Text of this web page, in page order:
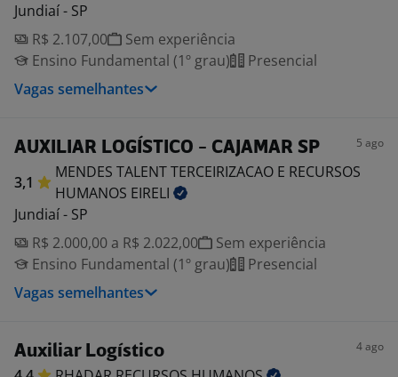
Jundiaí - SP
R$ 2.107,00
Sem experiência
Ensino Fundamental (1º grau)
Presencial
Vagas semelhantes
AUXILIAR LOGÍSTICO - CAJAMAR SP 5 ago
3,1
MENDES TALENT TERCEIRIZACAO E RECURSOS
HUMANOS EIRELI
Jundiaí - SP
R$ 2.000,00 a R$ 2.022,00
Sem experiência
Ensino Fundamental (1º grau)
Presencial
Vagas semelhantes
Auxiliar Logístico 4 ago